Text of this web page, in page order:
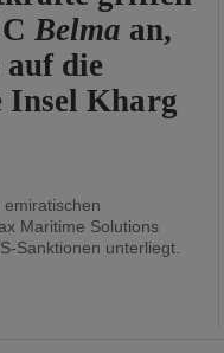
Belma an,
die
Insel Kharg
Maritime Solutions
Sanktionen unterliegt.